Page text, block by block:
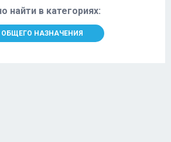
найти в категориях:
НАЗНАЧЕНИЯ